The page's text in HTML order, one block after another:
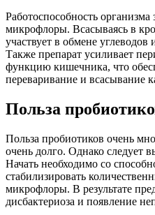
Работоспособность организма
микрофлоры. Всасываясь в
участвует в обмене углеводов
Также препарат усиливает
функцию кишечника, что
переваривание и всасывание
Польза
Польза пробиотиков очень
очень долго. Однако следует
Начать необходимо со
стабилизировать
микрофлоры. В результате
дисбактериоза и появление